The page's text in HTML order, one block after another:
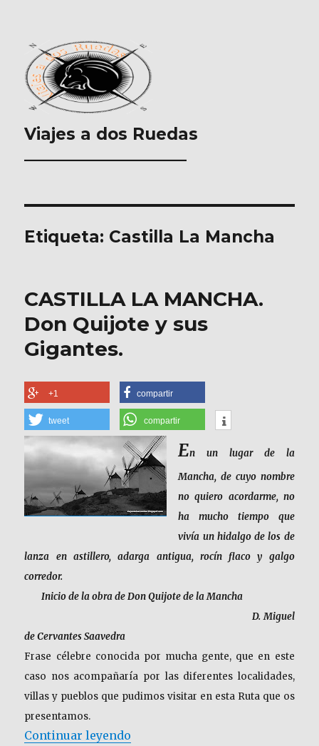
Viajes a dos Ruedas
___________________
Etiqueta: Castilla La Mancha
CASTILLA LA MANCHA.
Don Quijote y sus
Gigantes.
+1 compartir
tweet compartir
En un lugar de la
Mancha, de cuyo nombre
no quiero acordarme, no
ha mucho tiempo que
vivía un hidalgo de los de
lanza en astillero, adarga antigua, rocín flaco y galgo
corredor.
Inicio de la obra de Don Quijote de la Mancha
D. Miguel
de Cervantes Saavedra
Frase célebre conocida por mucha gente, que en este
caso nos acompañaría por las diferentes localidades,
villas y pueblos que pudimos visitar en esta Ruta que os
presentamos.
Continuar leyendo